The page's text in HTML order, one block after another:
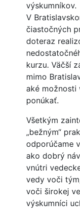
výskumníkov.
V
čiastočných
doteraz
kurzu. Väčší
mimo
aké možnosti
ponúkať.
Všetkým
„bežným“
odporúčame
ako dobrý
vnútri
vedy voči
voči širokej
výskumníci